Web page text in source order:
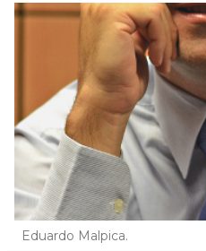
Eduardo Malpica.